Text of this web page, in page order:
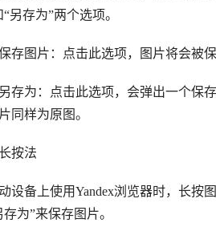
“另存为”两个选项。
存图片：点击此选项，图片将会被
另存为：点击此选项，会弹出一个保
片同样为原图。
长按法
设备上使用Yandex浏览器时，长按
存为”来保存图片。